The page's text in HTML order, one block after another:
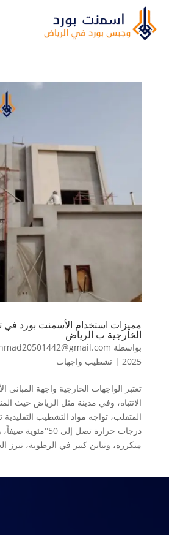
مميزات استخدام الأسمنت بورد
الخارجية ب الرياض
بواسطة
2025
| تشطيب واجهات
تعتبر الواجهات الخارجية واجهة المباني
الانتباه، وفي مدينة مثل الرياض حيث
المتقلب، تواجه مواد التشطيب
درجات حرارة تصل إلى
متكررة، وتباين كبير في الرطوبة، تبرز